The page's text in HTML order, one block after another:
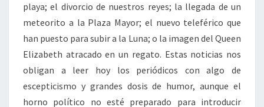
playa; el divorcio de nuestros reyes; la llegada de un
meteorito a la Plaza Mayor; el nuevo teleférico que
han puesto para subir a la Luna; o la imagen del Queen
Elizabeth atracado en un regato. Estas noticias nos
obligan a leer hoy los periódicos con algo de
escepticismo y grandes dosis de humor, aunque el
horno político no esté preparado para introducir